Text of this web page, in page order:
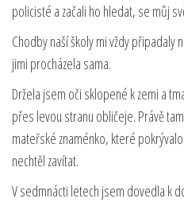
policisté a začali ho hledat, se můj
Chodby naší školy mi vždy připadaly
jimi procházela sama.
Držela jsem oči sklopené k zemi a
přes levou stranu obličeje. Právě
mateřské znaménko, které
nechtěl zavítat.
V sedmnácti letech jsem dovedla k